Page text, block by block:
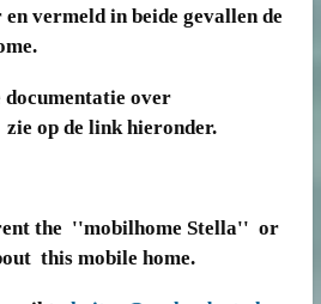
vermeld in beide gevallen de
documentatie over
op de link hieronder.
the ''mobilhome Stella'' or
this mobile home.